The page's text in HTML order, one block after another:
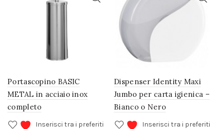
Portascopino BASIC
METAL in acciaio inox
completo
Inserisci tra i preferiti
Dispenser Identity Maxi
Jumbo per carta igienica –
Bianco o Nero
Inserisci tra i preferiti